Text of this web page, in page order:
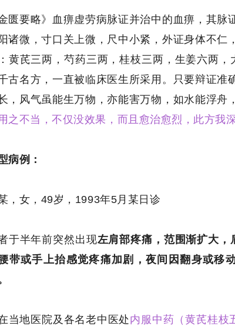
金匮要略》血痹虚劳病脉证并治中的血痹，其
诸微，寸口关上微，尺中小紧，外证身体不仁
黄芪三两，芍药三两，桂枝三两，生姜六两
古名方，一直被临床医生所采用。只要辩证准
，风气虽能生万物，亦能害万物，如水能浮舟
之不当，不仅没效果，而且愈治愈烈，此方我深
病例：
，女，49岁，1993年5月某日诊
于半年前突然出现左肩部疼痛，范围渐扩大，
带或手上抬感觉疼痛加剧，夜间因翻身或移
当地医院及各名老中医处内服中药（黄芪桂枝